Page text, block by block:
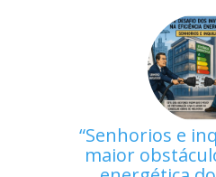
Senhorios e
maior